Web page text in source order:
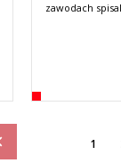
zawodach
Poprzedni
1